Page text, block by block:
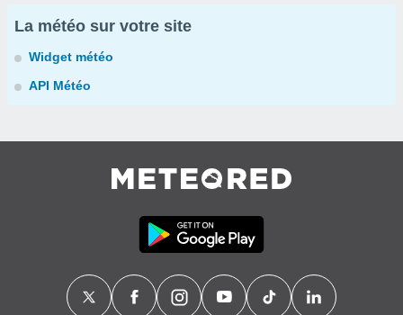
La météo sur votre site
Widget météo
API Météo